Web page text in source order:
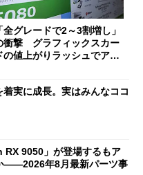
「全グレードで2～3割増し」
衝撃 グラフィックスカー
の値上がりラッシュでアキ
実に成長。実はみんなココ
RX 9050」が登場するもア
――2026年8月最新パーツ事